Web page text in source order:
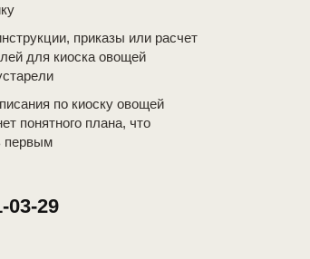
приказы или расчет
для киоска овощей
по киоску овощей
понятного плана, что
первым
03-29